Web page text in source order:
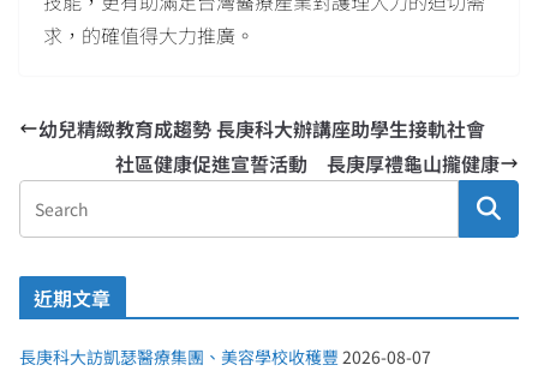
求，的確值得大力推廣。
幼兒精緻教育成趨勢 長庚科大辦講座助學生接軌社會
社區健康促進宣誓活動 長庚厚禮龜山攏健康
近期文章
長庚科大訪凱瑟醫療集團、美容學校收穫豐 2026-08-07